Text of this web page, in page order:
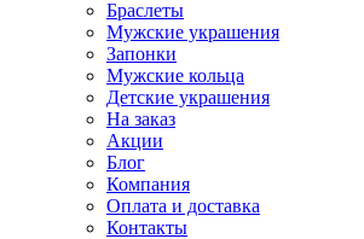
Браслеты
Мужские украшения
Запонки
Мужские кольца
Детские украшения
На заказ
Акции
Блог
Компания
Оплата и доставка
Контакты